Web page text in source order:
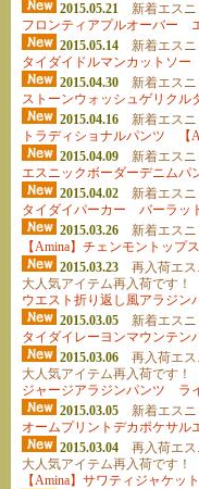
2015.05.21新着エスニ
フロンティアプルオーバー
2015.05.14新着エスニ
タイダイドルマンカットソー
2015.04.30新着エスニ
ストーンウォッシュゲリクル
2015.04.16新着エスニ
トラディショナルパンツ
2015.04.09新着エスニ
エスニックボーダーデニムパ
2015.04.02新着エスニ
タイダイパーカー
バーラッ
2015.03.26新着エスニ
【Amina】チェンモントップス
2015.03.23再入荷エス
大人気アイテム再入荷です！
ウエスト折り返し風アラジン
2015.03.05新着エスニ
タイダイレーヨンマウンテン
2015.03.06再入荷エス
大人気アイテム再入荷です！
ジャージアラジンパンツ
ラ
2015.03.05新着エスニ
オームプリントデカポケサル
2015.03.04再入荷エス
大人気アイテム再入荷です！
【Amina】サワティジャケット